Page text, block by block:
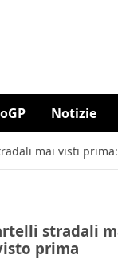
Notizie
mai visti
stradali
prima